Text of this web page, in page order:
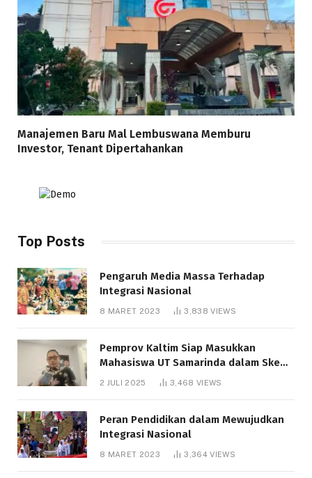
Manajemen Baru Mal Lembuswana Memburu
Investor, Tenant Dipertahankan
Top Posts
Pengaruh Media Massa Terhadap
Integrasi Nasional
8 MARET 2023 3,838VIEWS
Pemprov Kaltim Siap Masukkan
Mahasiswa UT Samarinda dalam Skema
Bantuan Pendidikan Gratispol
2 JULI 2025 3,468 VIEWS
Peran Pendidikan dalam Mewujudkan
Integrasi Nasional
8 MARET 2023 3,364VIEWS